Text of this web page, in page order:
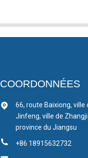
COORDONNÉES
66, route Baixiong, ville
Jinfeng, ville de
province du Jiangsu
+86 18915632732